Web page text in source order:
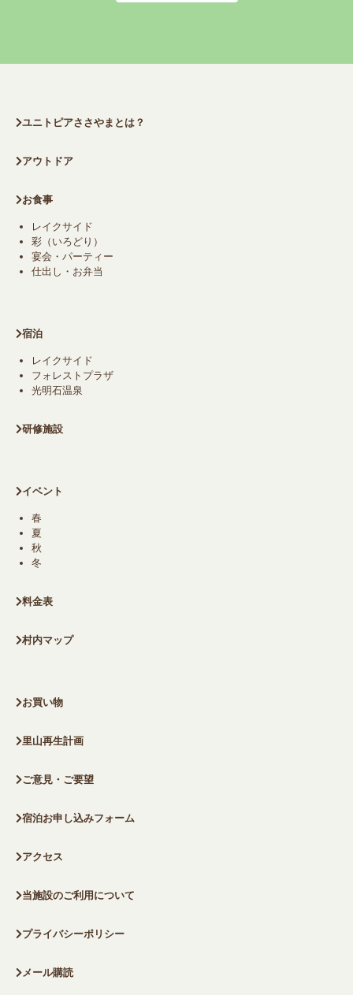
ユニトピアささやまとは？
アウトドア
お食事
レイクサイド
彩（いろどり）
宴会・パーティー
仕出し・お弁当
宿泊
レイクサイド
フォレストプラザ
光明石温泉
研修施設
イベント
春
夏
秋
冬
料金表
村内マップ
お買い物
里山再生計画
ご意見・ご要望
宿泊お申し込みフォーム
アクセス
当施設のご利用について
プライバシーポリシー
メール購読